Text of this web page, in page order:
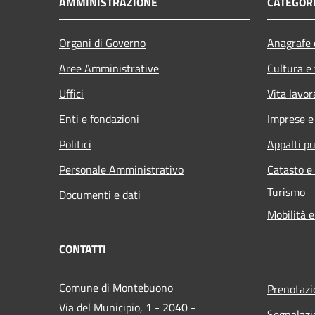
Organi di Governo
Aree Amministrative
Uffici
Enti e fondazioni
Politici
Personale Amministrativo
Documenti e dati
Cultura
Vita
Imprese
Appalti
Catasto
Turismo
Mobilità
CONTATTI
Comune di Montebuono
Via del Municipio, 1 - 2040 -